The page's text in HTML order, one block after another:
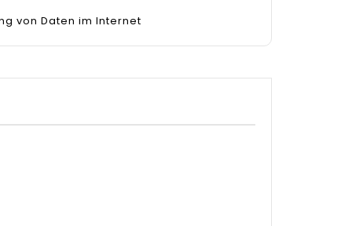
von Daten im Internet